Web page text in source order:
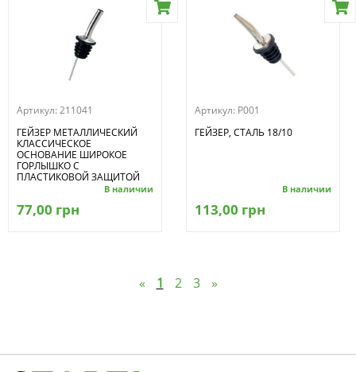
Артикул: 211041
ГЕЙЗЕР МЕТАЛЛИЧЕСКИЙ
КЛАССИЧЕСКОЕ
ОСНОВАНИЕ ШИРОКОЕ
ГОРЛЫШКО С
ПЛАСТИКОВОЙ ЗАЩИТОЙ
В наличии
77,00 грн
Артикул: P001
ГЕЙЗЕР, СТАЛЬ 18/10
В наличии
113,00 грн
« 1 2 3 »